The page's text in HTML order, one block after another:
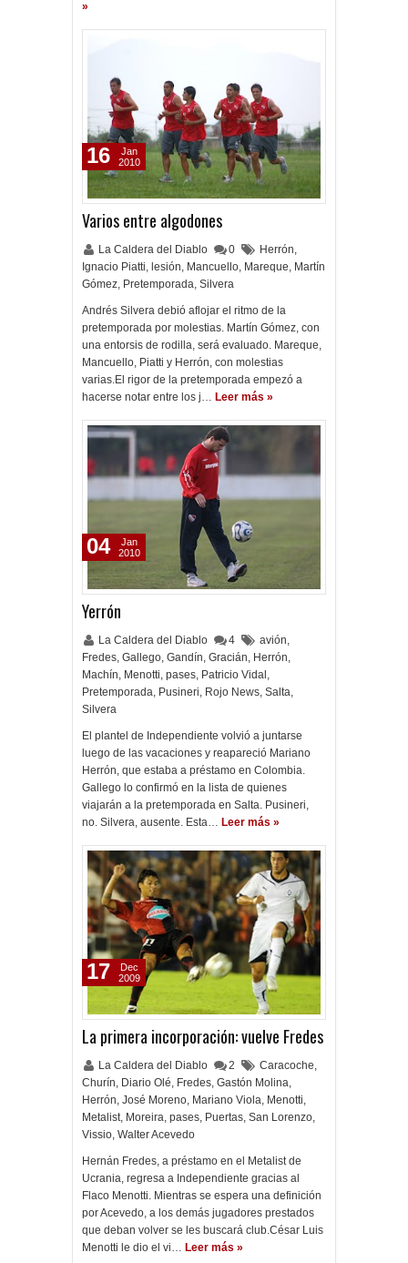
»
Varios entre algodones
La Caldera del Diablo 0 Herrón,
Ignacio Piatti, lesión, Mancuello, Mareque, Martín
Gómez, Pretemporada, Silvera
Andrés Silvera debió aflojar el ritmo de la
pretemporada por molestias. Martín Gómez, con
una entorsis de rodilla, será evaluado. Mareque,
Mancuello, Piatti y Herrón, con molestias
varias.El rigor de la pretemporada empezó a
hacerse notar entre los j… Leer más »
16
Jan
2010
Yerrón
La Caldera del Diablo 4 avión,
Fredes, Gallego, Gandín, Gracián, Herrón,
Machín, Menotti, pases, Patricio Vidal ,
Pretemporada, Pusineri, Rojo News, Salta,
Silvera
El plantel de Independiente volvió a juntarse
luego de las vacaciones y reapareció Mariano
Herrón, que estaba a préstamo en Colombia.
Gallego lo confirmó en la lista de quienes
viajarán a la pretemporada en Salta. Pusineri,
no. Silvera, ausente. Esta… Leer más »
04
Jan
2010
La primera incorporación: vuelve Fredes
La Caldera del Diablo 2 Caracoche,
Churín, Diario Olé, Fredes, Gastón Molina,
Herrón, José Moreno, Mariano Viola, Menotti,
Metalist, Moreira, pases, Puertas, San Lorenzo,
Vissio, Walter Acevedo
Hernán Fredes, a préstamo en el Metalist de
Ucrania, regresa a Independiente gracias al
Flaco Menotti. Mientras se espera una definición
por Acevedo, a los demás jugadores prestados
que deban volver se les buscará club.César Luis
Menotti le dio el vi… Leer más »
17
Dec
2009